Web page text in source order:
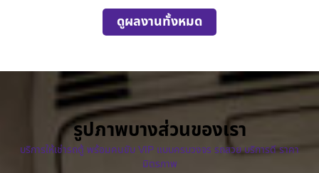
ดูผลงานทั้งหมด
รูปภาพบางส่วนของเรา
บริการให้เช่ารถตู้ พร้อมคนขับ VIP แบบครบวงจร รถสวย บริการดี ราคา
มิตรภาพ